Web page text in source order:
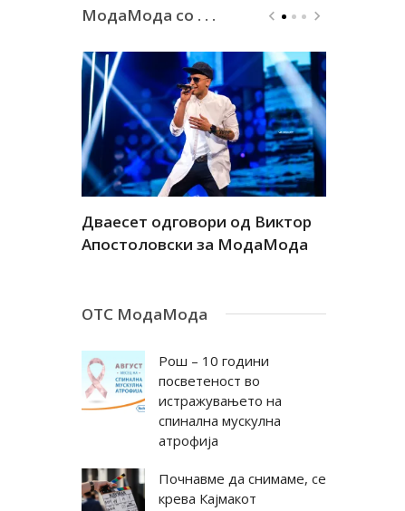
МодаМода со . . .
Дваесет одговори од Виктор
Апостоловски за МодаМода
ОТС МодаМода
Рош – 10 години
посветеност во
истражувањето на
спинална мускулна
атрофија
Почнавме да снимаме, се
крева Кајмакот